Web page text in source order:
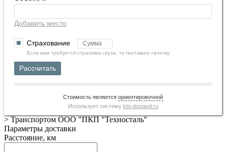
Добавить место
Страхование
Если вам требуется страховка груза, то поставьте галочку.
Рассчитать
Стоимость является ориентировочной
Использует систему kto-dostavit.ru
>Транспортом ООО "ПКП "Техносталь"
Параметры доставки
Расстояние, км